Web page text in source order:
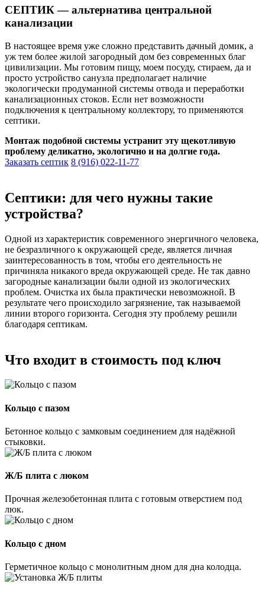
СЕПТИК — альтернатива центральной
канализации
В настоящее время уже сложно представить дачный домик, а
уж тем более жилой загородный дом без современных благ
цивилизации. Мы готовим пищу, моем посуду, стираем, да и
просто устройство санузла предполагает наличие
экологически продуманной системы отвода и переработки
канализационных стоков. Если нет возможности
подключения к центральному коллектору, то применяются
септики.
Монтаж подобной системы устранит эту щекотливую
проблему деликатно, экологично и на долгие года.
Заказать септик 8 (916) 022-11-77
Септики: для чего нужны такие
устройства?
Одной из характеристик современного энергичного человека,
не безразличного к окружающей среде, является личная
заинтересованность в том, чтобы его деятельность не
причиняла никакого вреда окружающей среде. Не так давно
загородные канализации были одной из экологических
проблем. Очистка их была практически невозможной. В
результате чего происходило загрязнение, так называемой
линии второго горизонта. Сегодня эту проблему решили
благодаря септикам.
Что входит в стоимость под ключ
Кольцо с пазом
Бетонное кольцо с замковым соединением для надёжной
стыковки.
Ж/Б плита с люком
Прочная железобетонная плита с готовым отверстием под
люк.
Кольцо с дном
Герметичное кольцо с монолитным дном для дна колодца.